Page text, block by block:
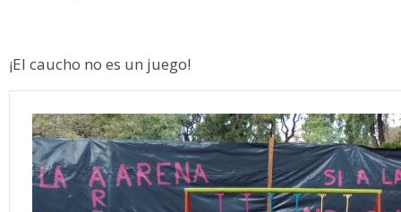
¡El caucho no es un juego!